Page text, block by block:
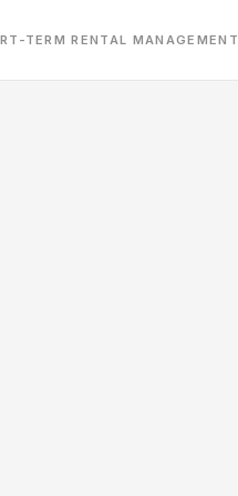
TERM RENTAL MANAGEMENT